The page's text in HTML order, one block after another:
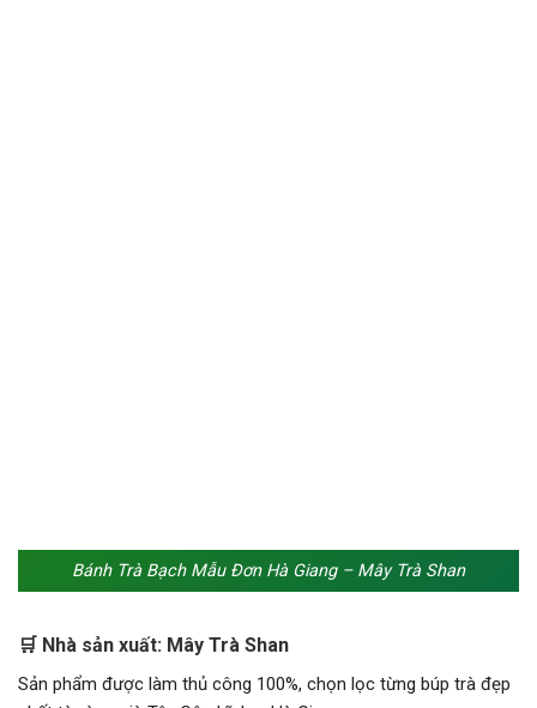
Bánh Trà Bạch Mẫu Đơn Hà Giang – Mây Trà Shan
🛒 Nhà sản xuất: Mây Trà Shan
Sản phẩm được làm thủ công 100%, chọn lọc từng búp trà đẹp